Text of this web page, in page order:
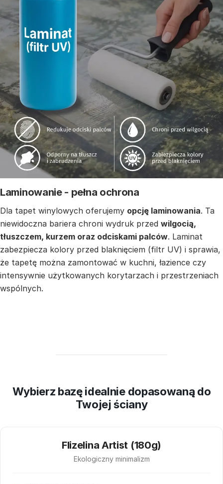
Laminowanie - pełna ochrona
Dla tapet winylowych oferujemy opcję laminowania. Ta
niewidoczna bariera chroni wydruk przed wilgocią,
tłuszczem, kurzem oraz odciskami palców. Laminat
zabezpiecza kolory przed blaknięciem (filtr UV) i sprawia,
że tapetę można zamontować w kuchni, łazience czy
intensywnie użytkowanych korytarzach i przestrzeniach
wspólnych.
Wybierz bazę idealnie dopasowaną do
Twojej ściany
Flizelina Artist (180g)
Ekologiczny minimalizm